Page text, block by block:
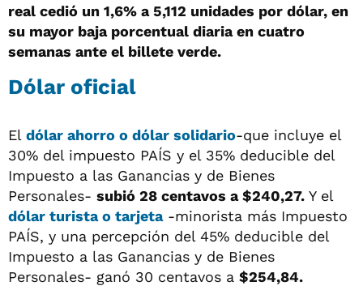
real cedió un 1,6% a 5,112 unidades por dólar, en
su mayor baja porcentual diaria en cuatro
semanas ante el billete verde.
Dólar oficial
El dólar ahorro o dólar solidario-que incluye el
30% del impuesto PAÍS y el 35% deducible del
Impuesto a las Ganancias y de Bienes
Personales- subió 28 centavos a $240,27. Y el
dólar turista o tarjeta-minorista más Impuesto
PAÍS, y una percepción del 45% deducible del
Impuesto a las Ganancias y de Bienes
Personales- ganó 30 centavos a $254,84.